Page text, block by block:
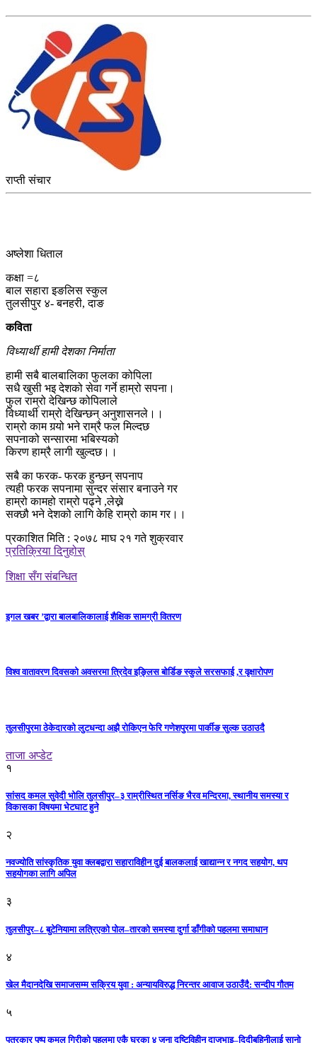
राप्ती संचार
अष्लेशा धिताल
कक्षा =८
बाल सहारा इङलिस स्कुल
तुलसीपुर ४- बनहरी, दाङ
कविता
विध्यार्थी हामी देशका निर्माता
हामी सबै बालबालिका फुलका कोपिला
सधै खुसी भइ देशको सेवा गर्ने हाम्रो सपना।
फुल राम्रो देखिन्छ कोपिलाले
विध्यार्थी राम्रो देखिन्छन् अनुशासनले।।
राम्रो काम गर्‍यो भने राम्रै फल मिल्दछ
सपनाको सन्सारमा भबिस्यको
किरण हाम्रै लागी खुल्दछ।।
सबै का फरक- फरक हुन्छन् सपनाप
त्यही फरक सपनामा सुन्दर संसार बनाउने गर
हाम्रो कामहो राम्रो पढ्ने ,लेख्ने
सक्छौ भने देशको लागि केहि राम्रो काम गर।।
प्रकाशित मिति : २०७८ माघ २१ गते शुक्रवार
प्रतिक्रिया दिनुहोस्
शिक्षा सँग संबन्धित
इगल खबर ’द्वारा बालबालिकालाई शैक्षिक सामग्री वितरण
विश्व वातावरण दिवसको अवसरमा त्रिदेव इङ्लिस बोर्डिङ स्कुले सरसफाई ,र वृक्षारोपण
तुलसीपुरमा ठेकेदारको लुटधन्दा अझै रोकिएन फेरि गणेशपुरमा पार्कीङ सुल्क उठाउदै
ताजा अप्डेट
१
सांसद कमल सुवेदी भोलि तुलसीपुर–३ राम्रीस्थित नर्सिङ भैरव मन्दिरमा, स्थानीय समस्या र
विकासका विषयमा भेटघाट हुने
२
नवज्योति सांस्कृतिक युवा क्लबद्वारा सहाराविहीन दुई बालकलाई खाद्यान्न र नगद सहयोग, थप
सहयोगका लागि अपिल
३
तुलसीपुर–८ बुटेनियामा लत्रिएको पोल–तारको समस्या दुर्गा डाँगीको पहलमा समाधान
४
खेल मैदानदेखि समाजसम्म सक्रिय युवा : अन्यायविरुद्ध निरन्तर आवाज उठाउँदै: सन्दीप गौतम
५
पत्रकार पुष्प कमल गिरीको पहलमा एकै घरका ४ जना दृष्टिविहीन दाजुभाइ–दिदीबहिनीलाई सानो